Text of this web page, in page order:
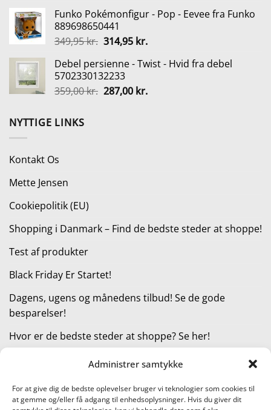
Administrer samtykke
For at give dig de bedste oplevelser bruger vi teknologier som cookies til
at gemme og/eller få adgang til enhedsoplysninger. Hvis du giver dit
pris
var:
149,95 kr..
pris
134,95 kr..
Funko Pokémonfigur - Pop - Eevee fra Funko
889698650441
349,95kr. Den
pris
var:
349,95 kr..
314,95 kr.Den
pris
314,95 kr..
Debel persienne - Twist - Hvid fra debel
5702330132233
359,00kr. Den
287,00 kr.Den
NYTTIGE LINKS
Kontakt Os
Mette Jensen
Cookiepolitik (EU)
Shopping i Danmark – Find de bedste steder at shoppe!
Test af produkter
Black Friday Er Startet!
Dagens, ugens og månedens tilbud! Se de gode
besparelser!
Hvor er de bedste steder at shoppe? Se her!
Kategorier